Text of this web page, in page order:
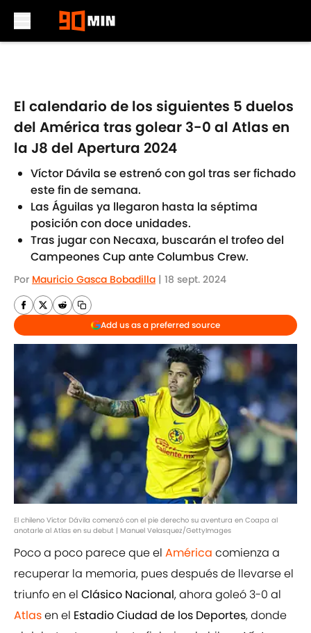
El calendario de los siguientes 5 duelos
del América tras golear 3-0 al Atlas en
la J8 del Apertura 2024
Víctor Dávila se estrenó con gol tras ser fichado
este fin de semana.
Las Águilas ya llegaron hasta la séptima
posición con doce unidades.
Tras jugar con Necaxa, buscarán el trofeo del
Campeones Cup ante Columbus Crew.
Por Mauricio Gasca Bobadilla | 18 sept. 2024
Add us as a preferred source
El chileno Víctor Dávila comenzó con el pie derecho su aventura en Coapa al
anotarle al Atlas en su debut | Manuel Velasquez/GettyImages
Poco a poco parece que el América comienza a
recuperar la memoria, pues después de llevarse el
triunfo en el Clásico Nacional, ahora goleó 3-0 al
Atlasen el Estadio Ciudad de los Deportes, donde